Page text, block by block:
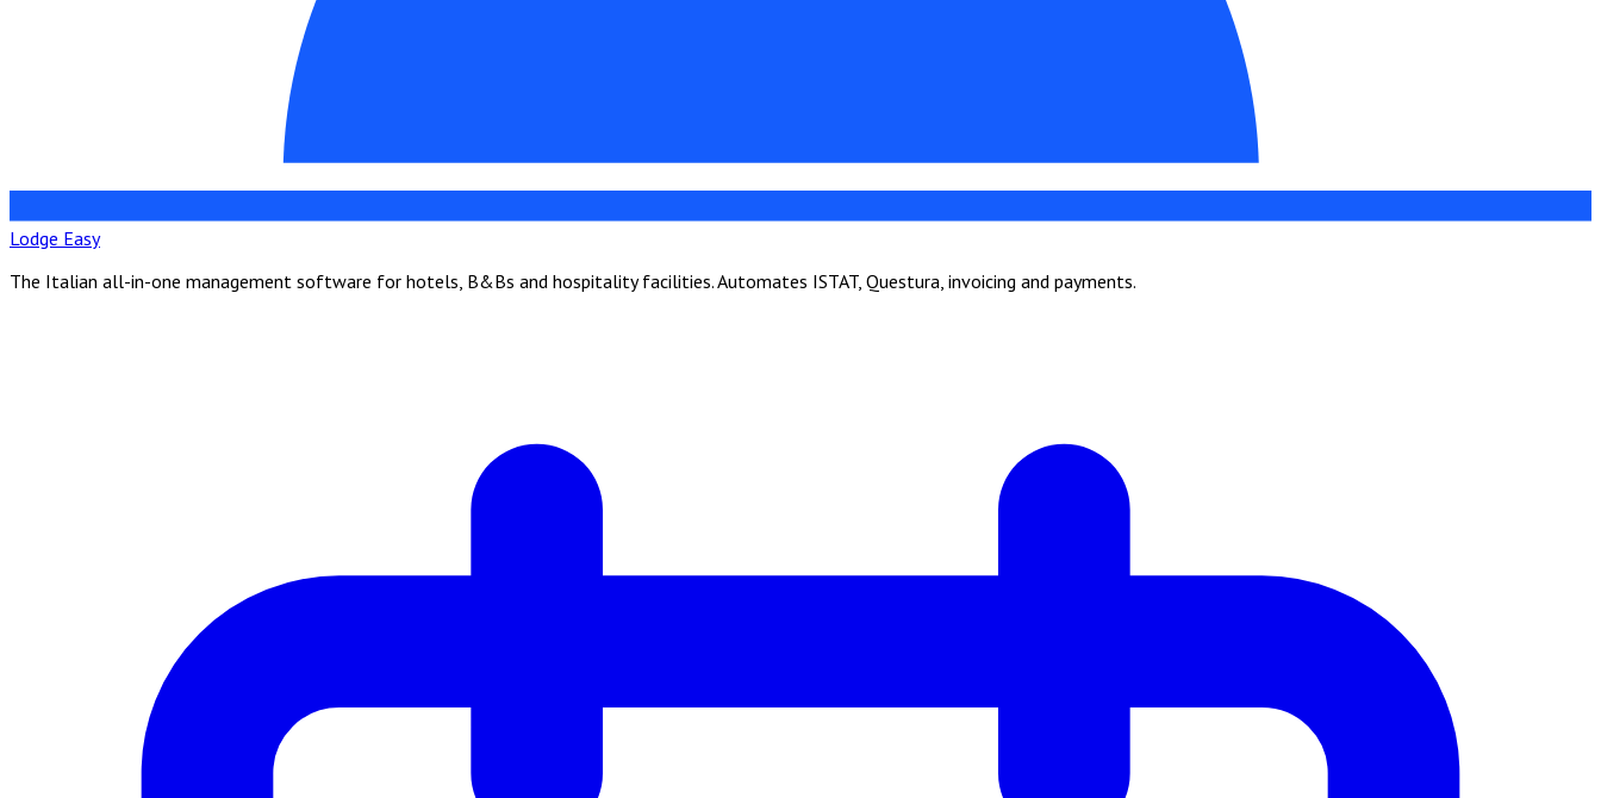
Lodge Easy
The Italian all-in-one management software for hotels, B&Bs and hospitality facilities. Automates ISTAT, Questura, invoicing and payments.